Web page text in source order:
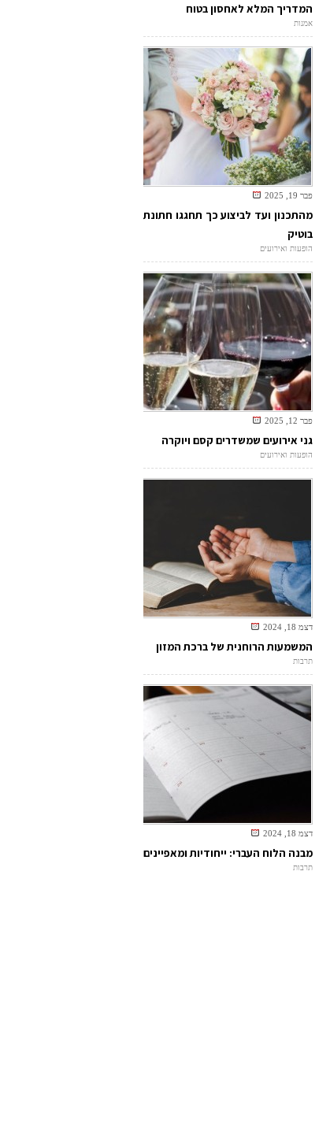
המדריך המלא לאחסון בטוח
אמנות
פבר 19, 2025
מהתכנון ועד לביצוע כך תחגגו חתונת
בוטיק
הופעות ואירועים
פבר 12, 2025
גני אירועים שמשדרים קסם ויוקרה
הופעות ואירועים
דצמ 18, 2024
המשמעות הרוחנית של ברכת המזון
תרבות
דצמ 18, 2024
מבנה הלוח העברי: ייחודיות ומאפיינים
תרבות